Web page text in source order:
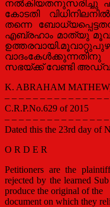
നല്‍കിയതനുസരിച്ചു
കോടതി
തന്നെ
എബ്രഹാം മാത്യു
സഭയ്ക്ക് വേണ്ടി
K. ABRAHAM
– – – – – – – – – – – – – –
C.R.P.No.629 of 2015
– – – – – – – – – – – – – –
Dated this the 23rd day of
O R D E R
Petitioners are the
rejected by the learned
produce the original of the
document on which they